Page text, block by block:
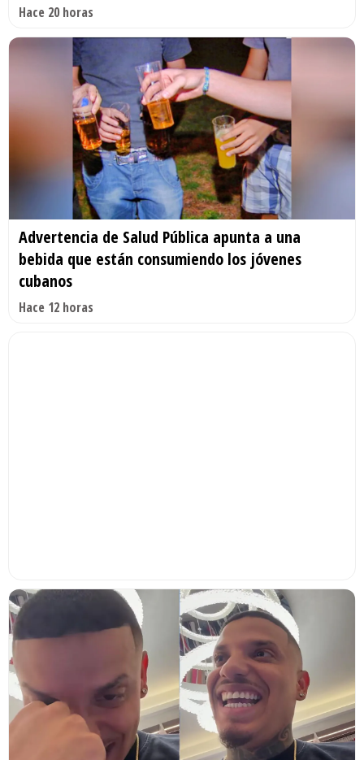
Hace 20 horas
Advertencia de Salud Pública apunta a una
bebida que están consumiendo los jóvenes
cubanos
Hace 12 horas